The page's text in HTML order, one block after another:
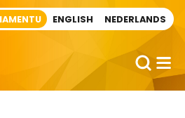
ENGLISH NEDERLANDS